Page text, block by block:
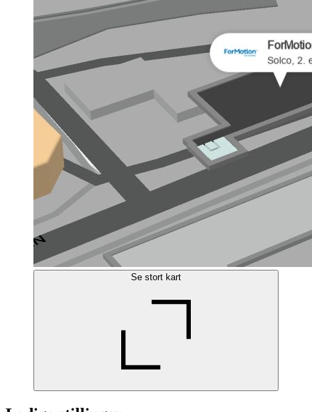
Se stort kart